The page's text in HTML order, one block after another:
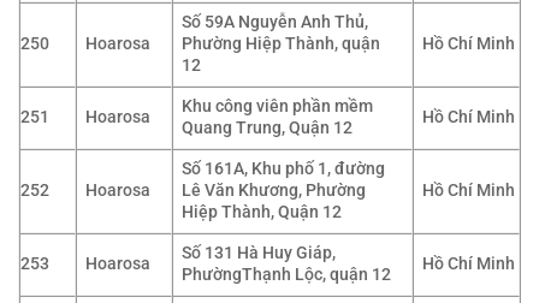
250 Hoarosa
Số 59A Nguyễn Anh Thủ,
Phường Hiệp Thành, quận
12
Hồ Chí Minh
251 Hoarosa
Khu công viên phần mềm
Quang Trung, Quận 12
Hồ Chí Minh
252 Hoarosa
Số 161A, Khu phố 1, đường
Lê Văn Khương, Phường
Hiệp Thành, Quận 12
Hồ Chí Minh
253 Hoarosa
Số 131 Hà Huy Giáp,
PhườngThạnh Lộc, quận 12
Hồ Chí Minh